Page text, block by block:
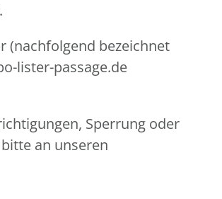
(nachfolgend bezeichnet
lister-passage.de
Sperrung oder
an unseren